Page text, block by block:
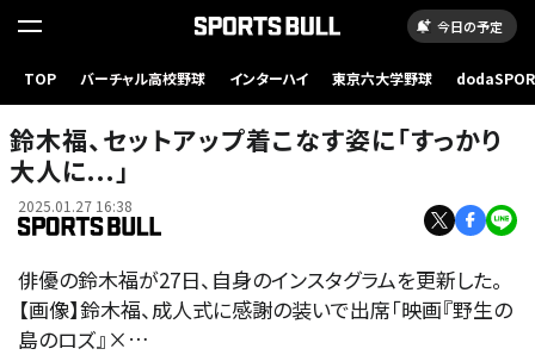
今日の予定
TOP バーチャル高校野球 インターハイ 東京六大学野球
鈴木福、セットアップ着こなす姿に「すっかり
大人に...」
2025.01.27 16:38
俳優の鈴木福が27日、自身のインスタグラムを更新した。
【画像】鈴木福、成人式に感謝の装いで出席「映画『野生の
島のロズ』×…